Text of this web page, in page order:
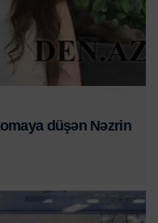
düşən Nəzrin